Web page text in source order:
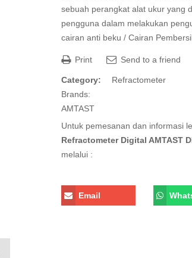
sebuah perangkat alat ukur yang
pengguna dalam melakukan
cairan anti beku / Cairan
Print Send to a friend
Category:
Refractometer
Brands:
AMTAST
Untuk pemesanan dan informasi
Refractometer Digital AMTAST
melalui :
Email